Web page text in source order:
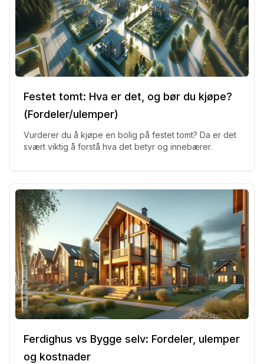
Festet tomt: Hva er det, og bør du kjøpe?
(Fordeler/ulemper)
Vurderer du å kjøpe en bolig på festet tomt? Da er det
svært viktig å forstå hva det betyr og innebærer.
Ferdighus vs Bygge selv: Fordeler, ulemper
og kostnader